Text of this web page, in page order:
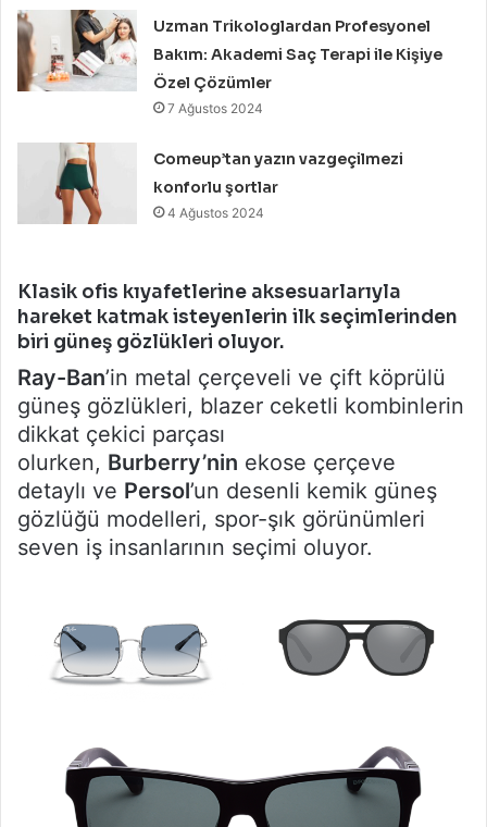
Uzman Trikologlardan Profesyonel
Bakım: Akademi Saç Terapi ile Kişiye
Özel Çözümler
7 Ağustos 2024
Comeup’tan yazın vazgeçilmezi
konforlu şortlar
4 Ağustos 2024
Klasik ofis kıyafetlerine aksesuarlarıyla
hareket katmak isteyenlerin ilk seçimlerinden
biri güneş gözlükleri oluyor.
Ray-Ban’in metal çerçeveli ve çift köprülü
güneş gözlükleri, blazer ceketli kombinlerin
dikkat çekici parçası
olurken, Burberry’nin ekose çerçeve
detaylı ve Persol’un desenli kemik güneş
gözlüğü modelleri, spor-şık görünümleri
seven iş insanlarının seçimi oluyor.